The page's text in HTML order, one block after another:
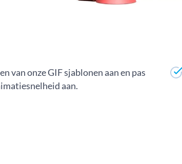
van onze GIF sjablonen aan en pas
aan.